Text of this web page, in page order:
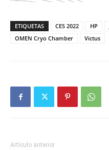
ETIQUETAS CES 2022 HP
OMEN Cryo Chamber
Victus
Artículo anterior